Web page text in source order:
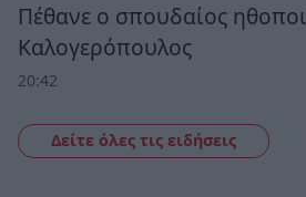
Πέθανε ο σπουδαίος
Καλογερόπουλος
20:42
Δείτε όλες τις ειδήσεις